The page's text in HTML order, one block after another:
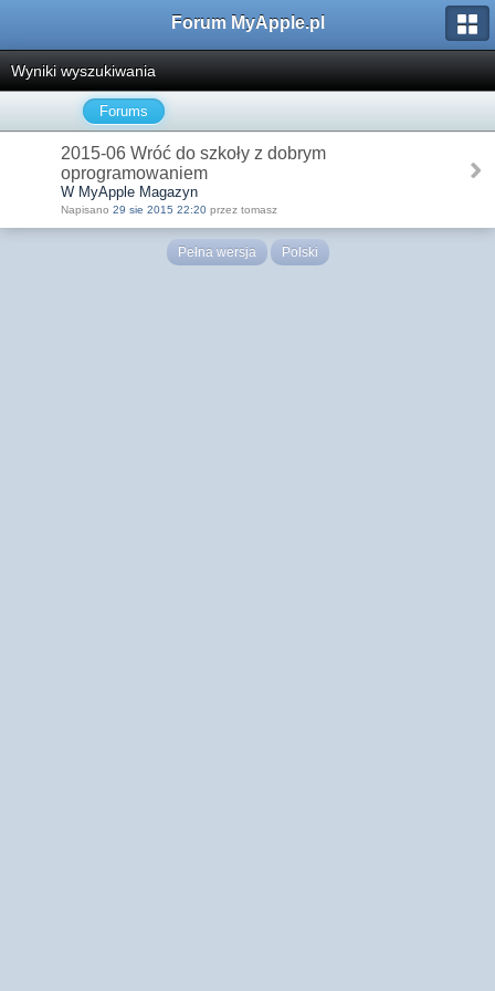
Forum MyApple.pl
Wyniki wyszukiwania
Forums
2015-06 Wróć do szkoły z dobrym
oprogramowaniem
W MyApple Magazyn
Napisano 29 sie 2015 22:20 przez tomasz
Pełna wersja Polski